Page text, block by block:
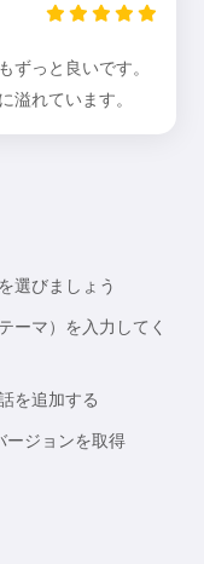
ずっと良いです。
溢れています。
選びましょう
ーマ）を入力してく
を追加する
ージョンを取得